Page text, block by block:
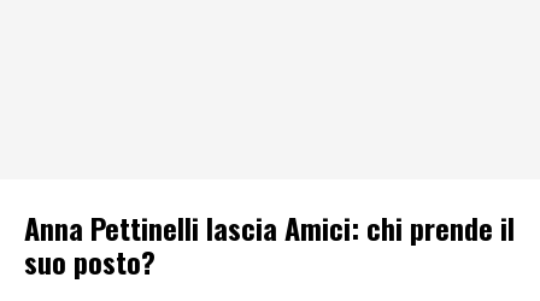
Anna Pettinelli lascia Amici: chi prende il
suo posto?